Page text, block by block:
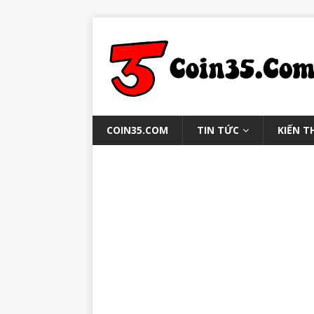
COIN35.COM TIN TỨC KIẾN